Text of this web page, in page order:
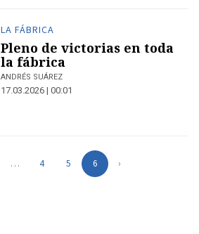
LA FÁBRICA
Pleno de victorias en toda
la fábrica
ANDRÉS SUÁREZ
17.03.2026 | 00:01
… 4 5 6 ›